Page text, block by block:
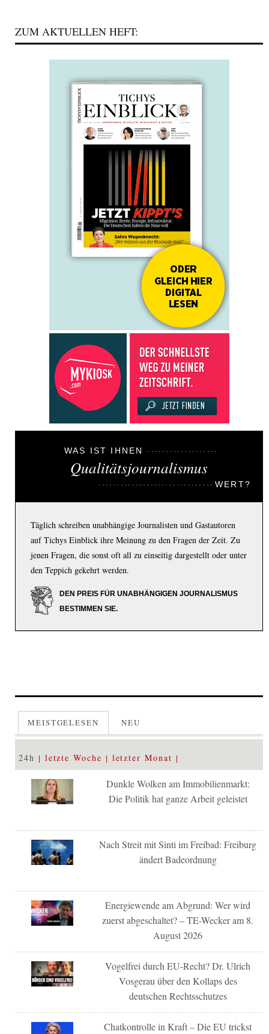
ZUM AKTUELLEN HEFT:
WAS IST IHNEN
Qualitätsjournalismus
WERT?
Täglich schreiben unabhängige Journalisten und Gastautoren
auf Tichys Einblick ihre Meinung zu den Fragen der Zeit. Zu
jenen Fragen, die sonst oft all zu einseitig dargestellt oder unter
den Teppich gekehrt werden.
DEN PREIS FÜR UNABHÄNGIGEN JOURNALISMUS
BESTIMMEN SIE.
MEISTGELESEN NEU
24h letzte Woche letzter Monat
Dunkle Wolken am Immobilienmarkt:
Die Politik hat ganze Arbeit geleistet
Nach Streit mit Sinti im Freibad: Freiburg
ändert Badeordnung
Energiewende am Abgrund: Wer wird
zuerst abgeschaltet? – TE-Wecker am 8.
August 2026
Vogelfrei durch EU-Recht? Dr. Ulrich
Vosgerau über den Kollaps des
deutschen Rechtsschutzes
Chatkontrolle in Kraft – Die EU trickst